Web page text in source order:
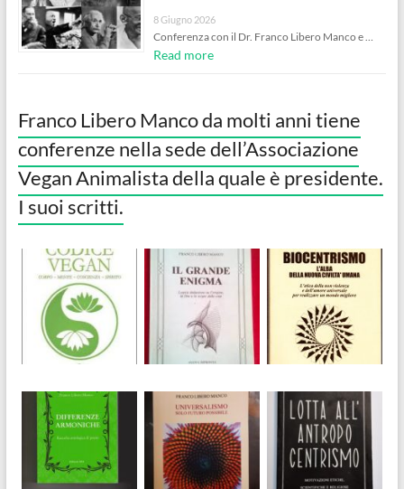
8 Giugno 2026
Conferenza con il Dr. Franco Libero Manco e …
Read more
Franco Libero Manco da molti anni tiene
conferenze nella sede dell’Associazione
Vegan Animalista della quale è presidente.
I suoi scritti.